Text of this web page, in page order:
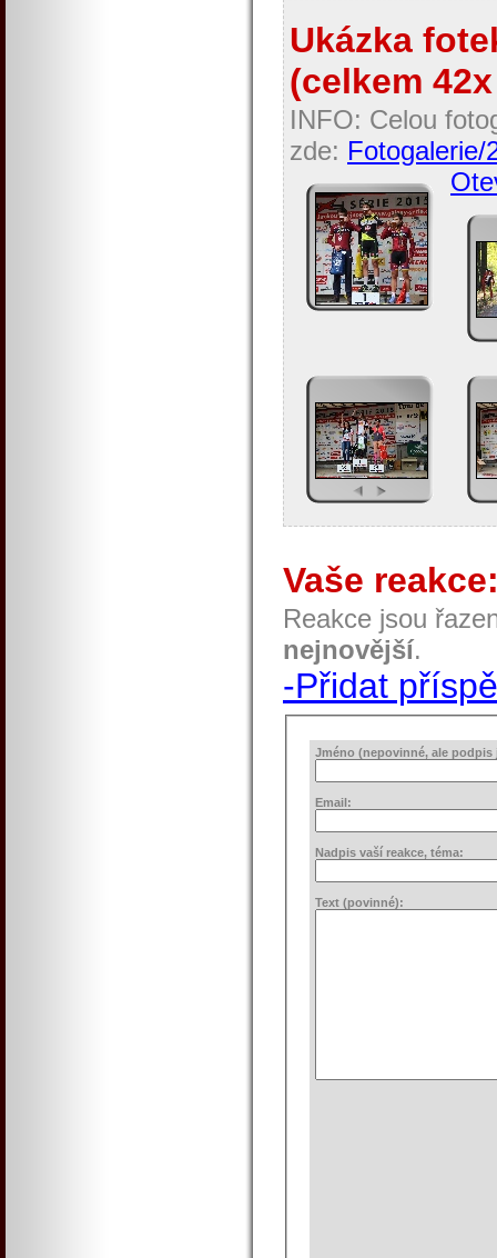
Ukázka
(celkem
INFO: Celou
zde: Fotogalerie/
Vaše
Reakce jsou
nejnovější.
-Přidat
Jméno (nepovinné, ale podpis
Email:
Nadpis vaší reakce, téma:
Text (povinné):